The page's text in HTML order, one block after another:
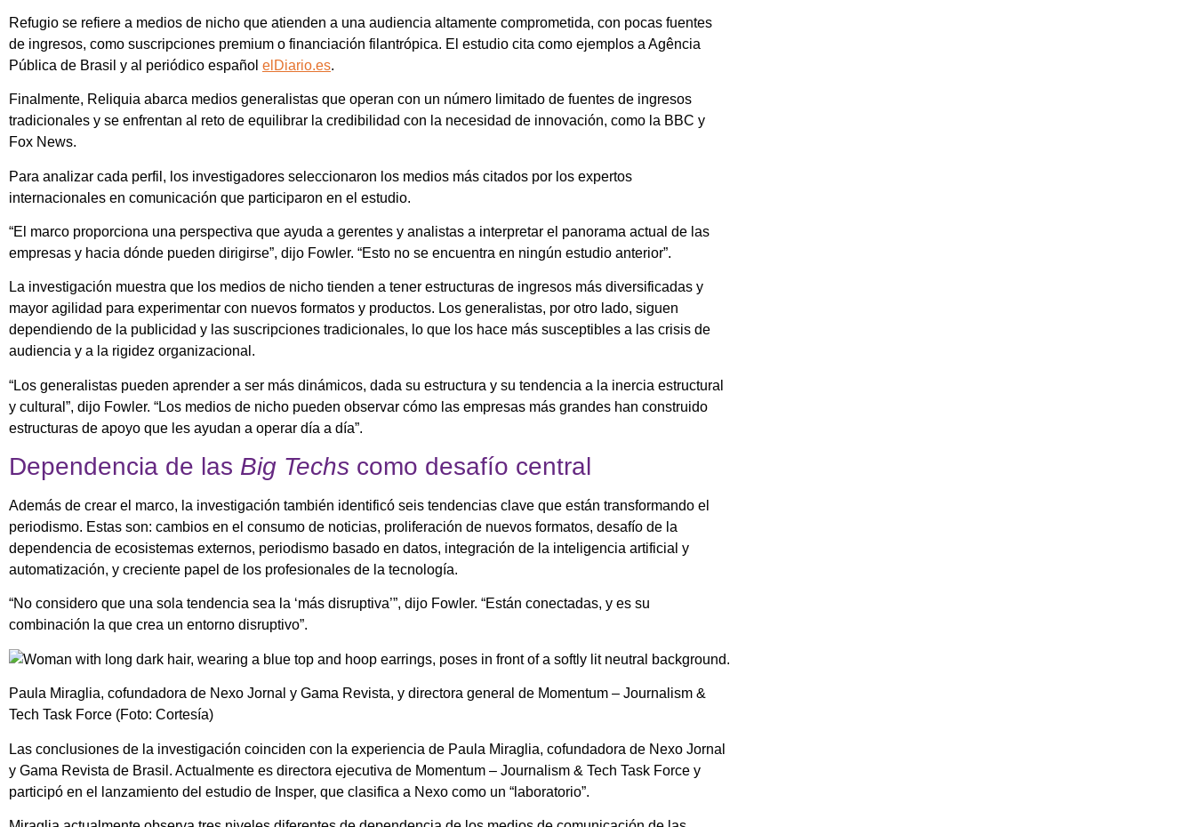
Refugio se refiere a medios de nicho que atienden a una audiencia altamente comprometida, con pocas fuentes
de ingresos, como suscripciones premium o financiación filantrópica. El estudio cita como ejemplos a Agência
Pública de Brasil y al periódico español elDiario.es.
Finalmente, Reliquia abarca medios generalistas que operan con un número limitado de fuentes de ingresos
tradicionales y se enfrentan al reto de equilibrar la credibilidad con la necesidad de innovación, como la BBC y
Fox News.
Para analizar cada perfil, los investigadores seleccionaron los medios más citados por los expertos
internacionales en comunicación que participaron en el estudio.
“El marco proporciona una perspectiva que ayuda a gerentes y analistas a interpretar el panorama actual de las
empresas y hacia dónde pueden dirigirse”, dijo Fowler. “Esto no se encuentra en ningún estudio anterior”.
La investigación muestra que los medios de nicho tienden a tener estructuras de ingresos más diversificadas y
mayor agilidad para experimentar con nuevos formatos y productos. Los generalistas, por otro lado, siguen
dependiendo de la publicidad y las suscripciones tradicionales, lo que los hace más susceptibles a las crisis de
audiencia y a la rigidez organizacional.
“Los generalistas pueden aprender a ser más dinámicos, dada su estructura y su tendencia a la inercia estructural
y cultural”, dijo Fowler. “Los medios de nicho pueden observar cómo las empresas más grandes han construido
estructuras de apoyo que les ayudan a operar día a día”.
Dependencia de las Big Techs como desafío central
Además de crear el marco, la investigación también identificó seis tendencias clave que están transformando el
periodismo. Estas son: cambios en el consumo de noticias, proliferación de nuevos formatos, desafío de la
dependencia de ecosistemas externos, periodismo basado en datos, integración de la inteligencia artificial y
automatización, y creciente papel de los profesionales de la tecnología.
“No considero que una sola tendencia sea la ‘más disruptiva’”, dijo Fowler. “Están conectadas, y es su
combinación la que crea un entorno disruptivo”.
Paula Miraglia, cofundadora de Nexo Jornal y Gama Revista, y directora general de Momentum – Journalism &
Tech Task Force (Foto: Cortesía)
Las conclusiones de la investigación coinciden con la experiencia de Paula Miraglia, cofundadora de Nexo Jornal
y Gama Revista de Brasil. Actualmente es directora ejecutiva de Momentum – Journalism & Tech Task Force y
participó en el lanzamiento del estudio de Insper, que clasifica a Nexo como un “laboratorio”.